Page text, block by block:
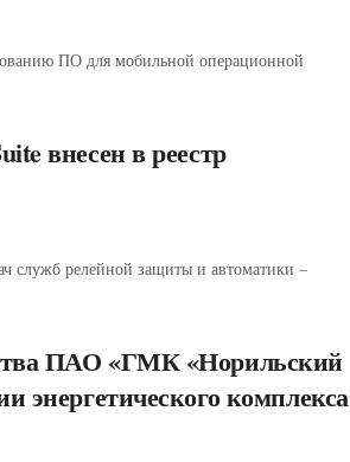
ПО для мобильной операционной
внесен в реестр
служб релейной защиты и автоматики –
ПАО «ГМК «Норильский
энергетического комплекса